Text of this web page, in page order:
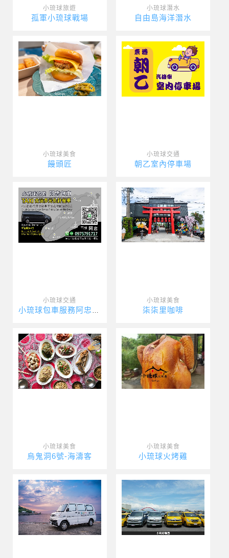
小琉球旅遊
孤軍小琉球戰場
小琉球潛水
自由島海洋潛水
小琉球美食
饅頭匠
小琉球交通
朝乙室內停車場
小琉球交通 小琉球美食
柒柒里咖啡
小琉球美食
烏鬼洞6號-海濤客
小琉球美食
小琉球火烤雞